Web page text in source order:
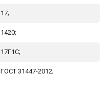
17;
1420;
17Г1С;
ГОСТ 31447-2012;